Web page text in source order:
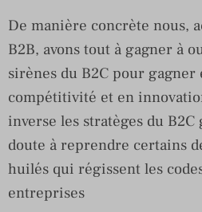
De manière concrète nous,
B2B, avons tout à gagner à
sirènes du B2C pour
compétitivité et en
inverse les stratèges du B2C
doute à reprendre certains
huilés qui régissent les
entreprises